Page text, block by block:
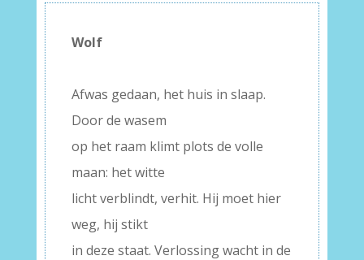
Wolf
Afwas gedaan, het huis in slaap.
Door de wasem
op het raam klimt plots de volle
maan: het witte
licht verblindt, verhit. Hij moet hier
weg, hij stikt
in deze staat. Verlossing wacht in de